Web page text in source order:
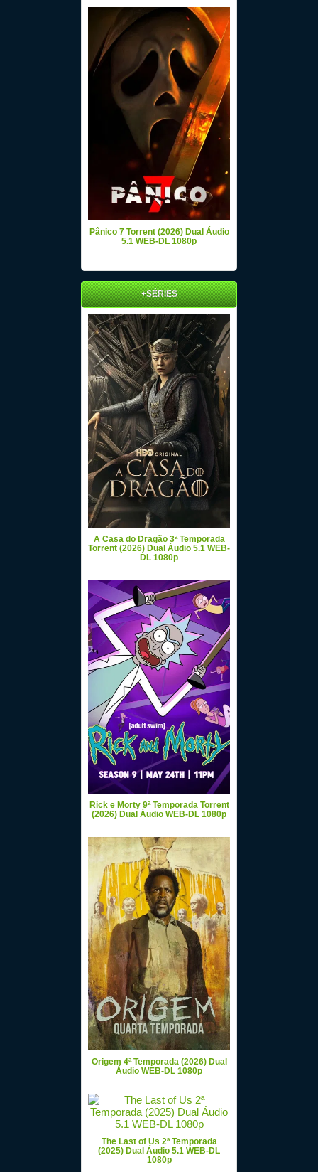
Pânico 7 Torrent (2026) Dual Áudio
5.1 WEB-DL 1080p
+SÉRIES
A Casa do Dragão 3ª Temporada
Torrent (2026) Dual Áudio 5.1 WEB-
DL 1080p
Rick e Morty 9ª Temporada Torrent
(2026) Dual Áudio WEB-DL 1080p
Origem 4ª Temporada (2026) Dual
Áudio WEB-DL 1080p
The Last of Us 2ª Temporada
(2025) Dual Áudio 5.1 WEB-DL
1080p